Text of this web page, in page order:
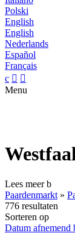
Polski
English
English
Nederlands
Español
Français
c  
Menu
Lees meerb
Paardenmarkt »
776 resultaten
Sorteren op
Datum afnemend